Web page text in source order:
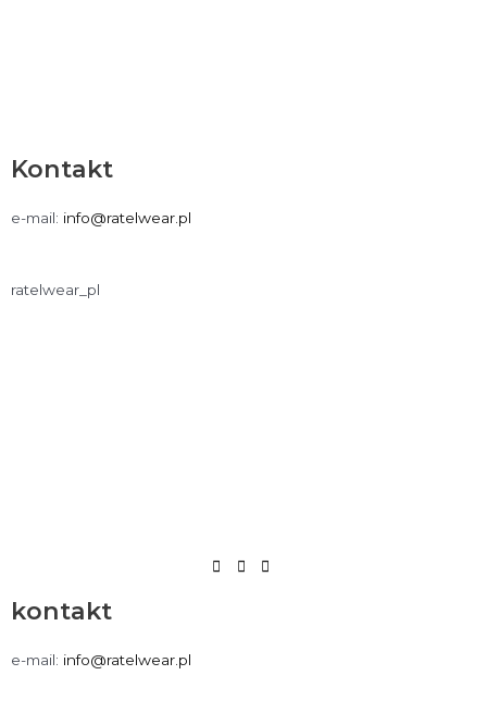
Kontakt
e-mail: info@ratelwear.pl
ratelwear_pl
kontakt
e-mail: info@ratelwear.pl